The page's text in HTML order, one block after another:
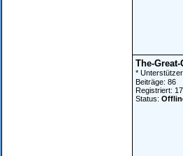
The-
*
Beiträge: 86
Registriert:
Status: